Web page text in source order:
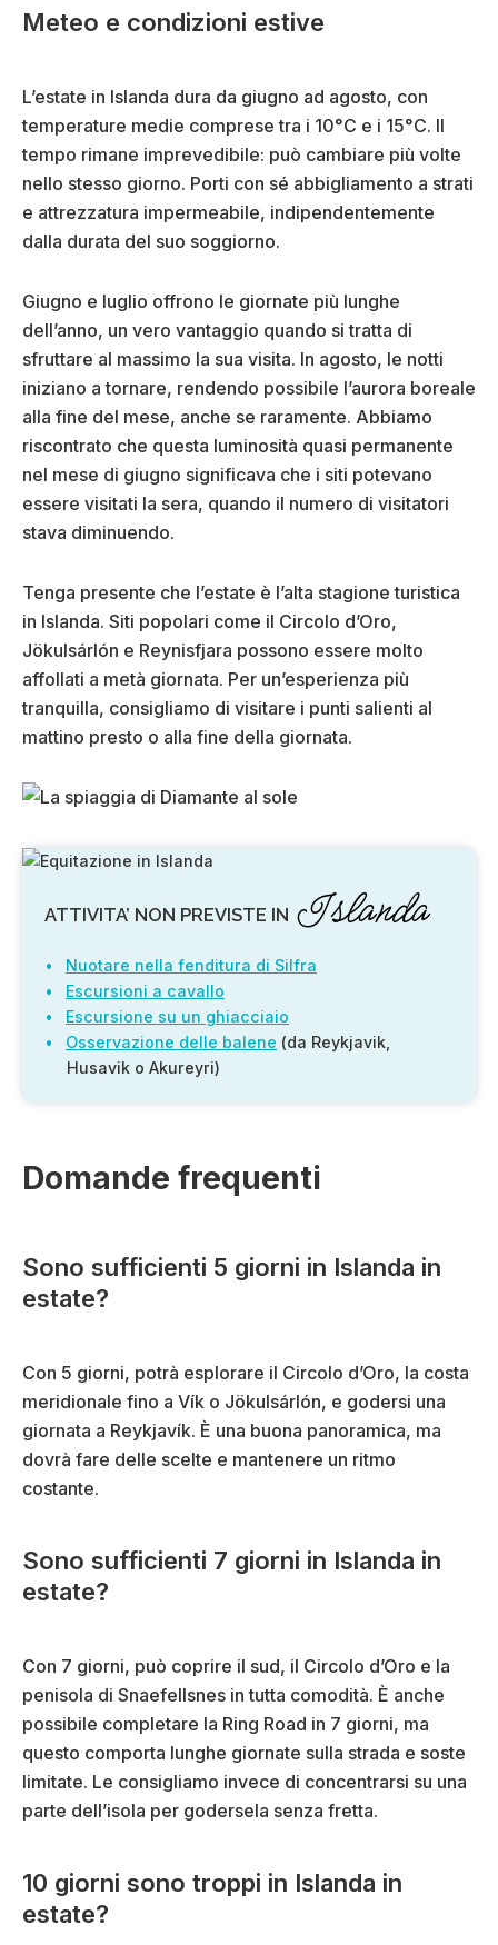
Meteo e condizioni estive
L’estate in Islanda dura da giugno ad agosto, con
temperature medie comprese tra i 10°C e i 15°C. Il
tempo rimane imprevedibile: può cambiare più volte
nello stesso giorno. Porti con sé abbigliamento a strati
e attrezzatura impermeabile, indipendentemente
dalla durata del suo soggiorno.
Giugno e luglio offrono le giornate più lunghe
dell’anno, un vero vantaggio quando si tratta di
sfruttare al massimo la sua visita. In agosto, le notti
iniziano a tornare, rendendo possibile l’aurora boreale
alla fine del mese, anche se raramente. Abbiamo
riscontrato che questa luminosità quasi permanente
nel mese di giugno significava che i siti potevano
essere visitati la sera, quando il numero di visitatori
stava diminuendo.
Tenga presente che l’estate è l’alta stagione turistica
in Islanda. Siti popolari come il Circolo d’Oro,
Jökulsárlón e Reynisfjara possono essere molto
affollati a metà giornata. Per un’esperienza più
tranquilla, consigliamo di visitare i punti salienti al
mattino presto o alla fine della giornata.
ATTIVITA’ NON PREVISTE IN Islanda
Nuotare nella fenditura di Silfra
Escursioni a cavallo
Escursione su un ghiacciaio
Osservazione delle balene (da Reykjavik,
Husavik o Akureyri)
Domande frequenti
Sono sufficienti 5 giorni in Islanda in
estate?
Con 5 giorni, potrà esplorare il Circolo d’Oro, la costa
meridionale fino a Vík o Jökulsárlón, e godersi una
giornata a Reykjavík. È una buona panoramica, ma
dovrà fare delle scelte e mantenere un ritmo
costante.
Sono sufficienti 7 giorni in Islanda in
estate?
Con 7 giorni, può coprire il sud, il Circolo d’Oro e la
penisola di Snaefellsnes in tutta comodità. È anche
possibile completare la Ring Road in 7 giorni, ma
questo comporta lunghe giornate sulla strada e soste
limitate. Le consigliamo invece di concentrarsi su una
parte dell’isola per godersela senza fretta.
10 giorni sono troppi in Islanda in
estate?